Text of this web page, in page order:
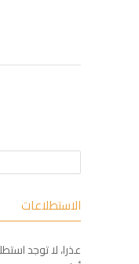
الاستطلاعات
عذرا، لا توجد